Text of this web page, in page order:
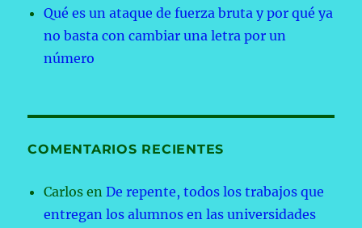
Qué es un ataque de fuerza bruta y por qué ya
no basta con cambiar una letra por un
número
COMENTARIOS RECIENTES
Carlos enDe repente, todos los trabajos que
entregan los alumnos en las universidades